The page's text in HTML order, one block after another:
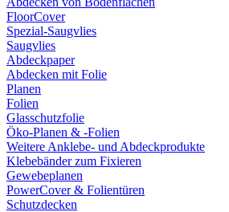
FloorCover
Spezial-Saugvlies
Saugvlies
Abdeckpaper
Abdecken mit Folie
Planen
Folien
Glasschutzfolie
Öko-Planen & -Folien
Weitere Anklebe- und Abdeckprodukte
Klebebänder zum Fixieren
Gewebeplanen
PowerCover & Folientüren
Schutzdecken